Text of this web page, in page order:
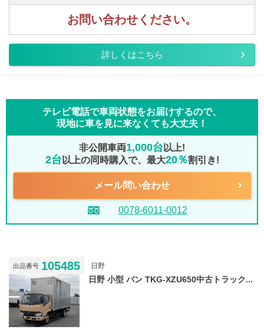
お問い合わせください。
詳しくはこちら
テレビ電話で車両状態をお届けするので、
現地に車を見に来なくても大丈夫！
非公開車両1,000台 以上!
2台 以上の同時購入で、最大20％割引き!
メール問い合わせ
0078-6011-0012
出品番号 105485 日野
日野 小型 バン TKG-XZU650中古トラック...